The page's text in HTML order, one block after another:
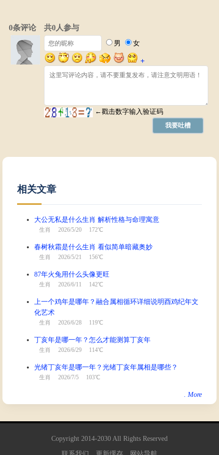
相关文章
大公无私是什么生肖 解析性格与命理寓意
生肖 2026/5/20 172℃
春树秋霜是什么生肖 看似简单暗藏奥妙
生肖 2026/5/21 156℃
87年火兔用什么头像更旺
生肖 2026/6/11 142℃
上一个鸡年是哪年？融合属相循环详细说明酉鸡纪年文
化艺术
生肖 2026/6/28 119℃
丁亥年是哪一年？怎么才能测算丁亥年
生肖 2026/6/29 114℃
光绪丁亥年是哪一年？光绪丁亥年属相是哪些？
生肖 2026/7/5 103℃
More
.
Copyright 2014-2030 All Rights Reserved